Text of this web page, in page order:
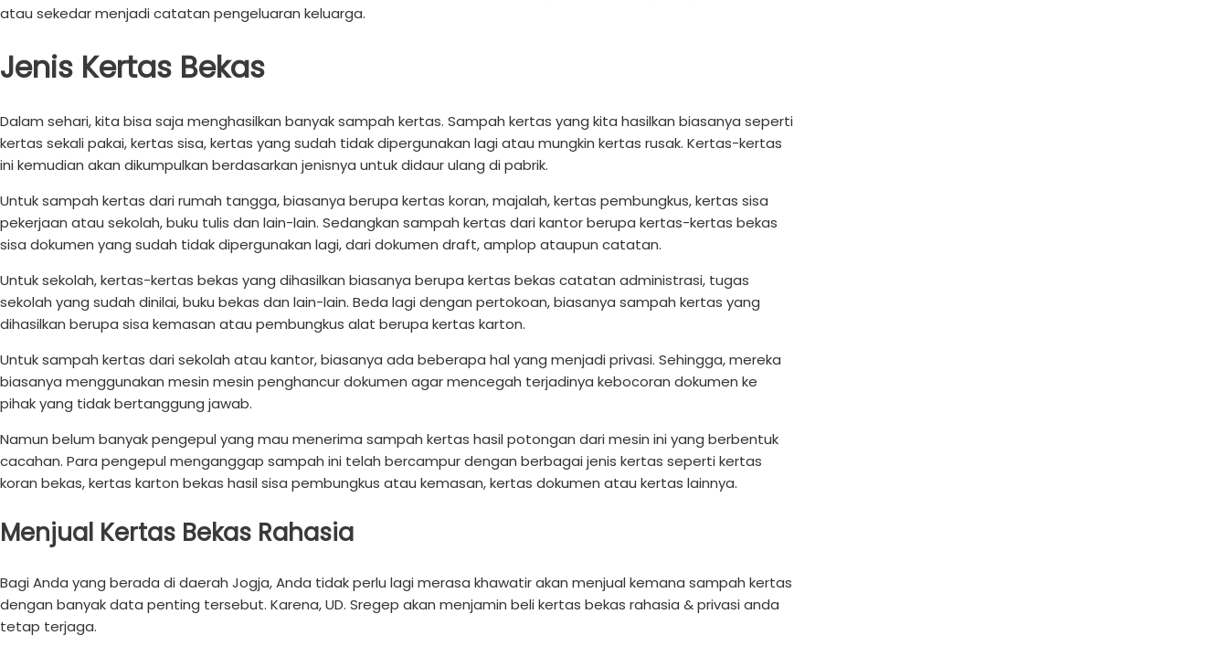
atau sekedar menjadi catatan pengeluaran keluarga.
Jenis Kertas Bekas
Dalam sehari, kita bisa saja menghasilkan banyak sampah kertas. Sampah kertas yang kita hasilkan biasanya seperti
kertas sekali pakai, kertas sisa, kertas yang sudah tidak dipergunakan lagi atau mungkin kertas rusak. Kertas-kertas
ini kemudian akan dikumpulkan berdasarkan jenisnya untuk didaur ulang di pabrik.
Untuk sampah kertas dari rumah tangga, biasanya berupa kertas koran, majalah, kertas pembungkus, kertas sisa
pekerjaan atau sekolah, buku tulis dan lain-lain. Sedangkan sampah kertas dari kantor berupa kertas-kertas bekas
sisa dokumen yang sudah tidak dipergunakan lagi, dari dokumen draft, amplop ataupun catatan.
Untuk sekolah, kertas-kertas bekas yang dihasilkan biasanya berupa kertas bekas catatan administrasi, tugas
sekolah yang sudah dinilai, buku bekas dan lain-lain. Beda lagi dengan pertokoan, biasanya sampah kertas yang
dihasilkan berupa sisa kemasan atau pembungkus alat berupa kertas karton.
Untuk sampah kertas dari sekolah atau kantor, biasanya ada beberapa hal yang menjadi privasi. Sehingga, mereka
biasanya menggunakan mesin mesin penghancur dokumen agar mencegah terjadinya kebocoran dokumen ke
pihak yang tidak bertanggung jawab.
Namun belum banyak pengepul yang mau menerima sampah kertas hasil potongan dari mesin ini yang berbentuk
cacahan. Para pengepul menganggap sampah ini telah bercampur dengan berbagai jenis kertas seperti kertas
koran bekas, kertas karton bekas hasil sisa pembungkus atau kemasan, kertas dokumen atau kertas lainnya.
Menjual Kertas Bekas Rahasia
Bagi Anda yang berada di daerah Jogja, Anda tidak perlu lagi merasa khawatir akan menjual kemana sampah kertas
dengan banyak data penting tersebut. Karena, UD. Sregep akan menjamin beli kertas bekas rahasia & privasi anda
tetap terjaga.